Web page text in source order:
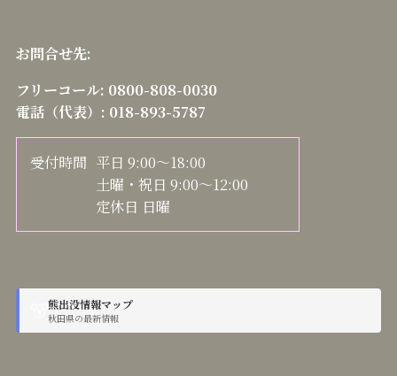
お問合せ先:
フリーコール: 0800-808-0030
電話（代表）: 018-893-5787
受付時間 平日 9:00～18:00
土曜・祝日 9:00～12:00
定休日 日曜
熊出没情報マップ
秋田県の最新情報